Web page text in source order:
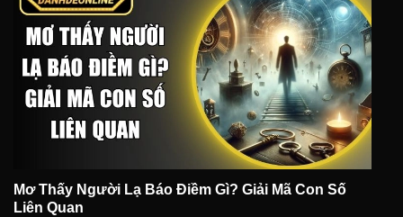
Mơ Thấy Người Lạ Báo Điềm Gì? Giải Mã Con Số
Liên Quan